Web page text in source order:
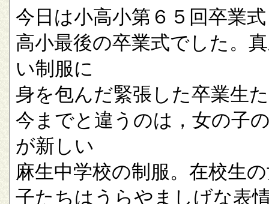
今日は小高小第６５回卒業
高小最後の卒業式でした。
い制服に
身を包んだ緊張した卒業生
今までと違うのは，女の子
が新しい
麻生中学校の制服。在校生
子たちはうらやましげな表